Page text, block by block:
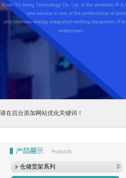
请在后台添加网站优化关键词！
仓储货架系列